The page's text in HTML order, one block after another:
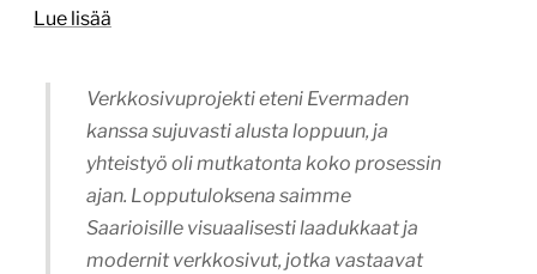
Lue lisää
Verkkosivuprojekti eteni Evermaden
kanssa sujuvasti alusta loppuun, ja
yhteistyö oli mutkatonta koko prosessin
ajan. Lopputuloksena saimme
Saarioisille visuaalisesti laadukkaat ja
modernit verkkosivut, jotka vastaavat